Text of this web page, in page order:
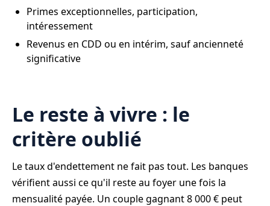
Primes exceptionnelles, participation,
intéressement
Revenus en CDD ou en intérim, sauf ancienneté
significative
Le reste à vivre : le
critère oublié
Le taux d'endettement ne fait pas tout. Les banques
vérifient aussi ce qu'il reste au foyer une fois la
mensualité payée. Un couple gagnant 8 000 € peut